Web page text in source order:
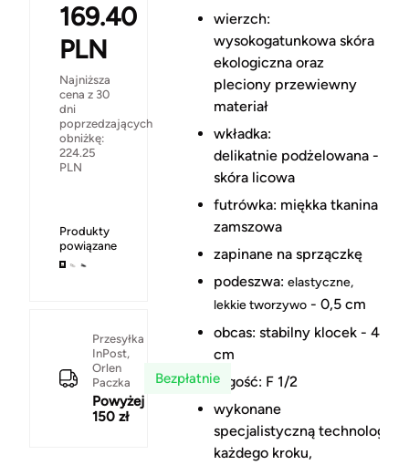
169.40
PLN
Najniższa
cena z 30
dni
poprzedzających
obniżkę:
224.25
PLN
Produkty
powiązane
Przesyłka
InPost,
Orlen
Paczka
Powyżej
150 zł
Bezpłatnie
wierzch:
wysokogatunkowa skóra
ekologiczna oraz
pleciony przewiewny
materiał
wkładka:
delikatnie podżelowana -
skóra licowa
futrówka: miękka tkanina
zamszowa
zapinane na sprzączkę
podeszwa: elastyczne,
lekkie tworzywo- 0,5 cm
obcas: stabilny klocek - 4
cm
tęgość: F 1/2
wykonane
specjalistyczną technologią
każdego kroku,